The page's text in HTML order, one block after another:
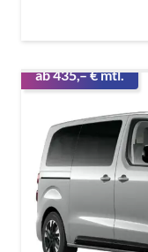
ab 435,– € mtl.